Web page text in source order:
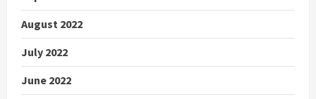
August 2022
July 2022
June 2022